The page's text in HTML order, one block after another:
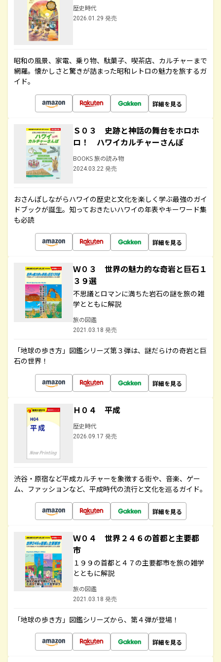
歴史時代
2026.01.29 発売
昭和の風景、家電、乗り物、駄菓子、喫茶店、カルチャーまで
網羅。懐かしさと驚きが詰まった昭和レトロの魅力を旅するガ
イド。
詳細を見る
Ｓ０３ 史跡と神話の舞台をホロホ
ロ！ ハワイカルチャーさんぽ
BOOKS 旅の読み物
2024.03.22 発売
おさんぽしながらハワイの歴史と文化を楽しく学ぶ最強のガイ
ドブックが誕生。知っておきたいハワイの年表やキーワード集
も必読
詳細を見る
Ｗ０３ 世界の魅力的な奇岩と巨石１
３９選
不思議とロマンに満ちた岩石の謎を旅の雑
学とともに解説
旅の図鑑
2021.03.18 発売
「地球の歩き方」図鑑シリーズ第３弾は、謎だらけの奇岩と巨
石の世界！
詳細を見る
Ｈ０４ 平成
歴史時代
2026.09.17 発売
渋谷・原宿など平成カルチャーを象徴する街や、音楽、ゲー
ム、ファッションなど、平成時代の流行と文化を巡るガイド。
詳細を見る
Ｗ０４ 世界２４６の首都と主要都
市
１９９の首都と４７の主要都市を旅の雑学
とともに解説
旅の図鑑
2021.03.18 発売
「地球の歩き方」図鑑シリーズから、第４弾が登場！
詳細を見る